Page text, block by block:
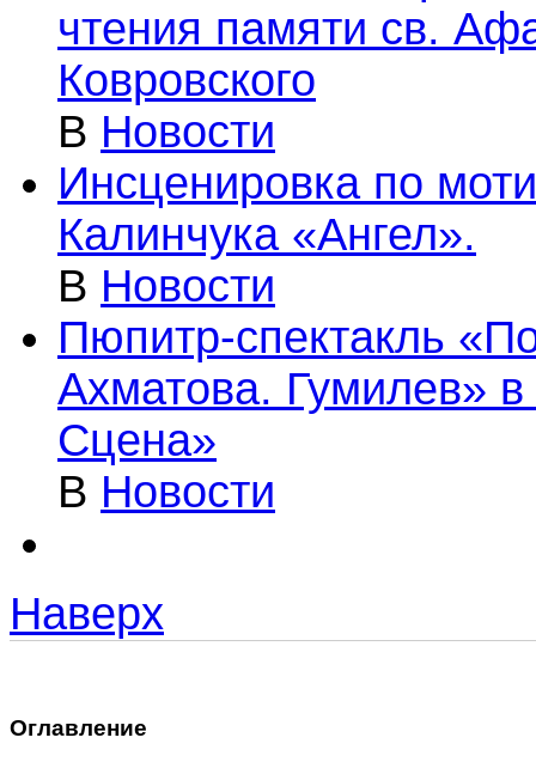
чтения памяти св.
Ковровского
В Новости
Инсценировка по
Калинчука «Ангел».
В Новости
Пюпитр-спектакль
Ахматова. Гумилев»
Сцена»
В Новости
Наверх
Оглавление